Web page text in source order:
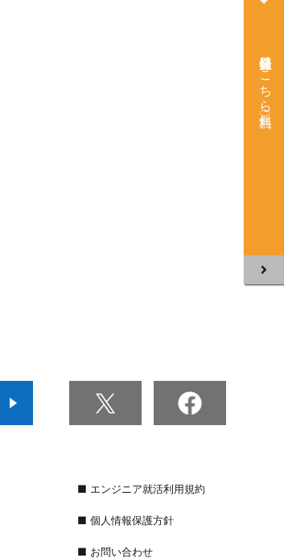
■ エンジニア就活利用規約
■ 個人情報保護方針
■ お問い合わせ
会員登録はこちら（無料）